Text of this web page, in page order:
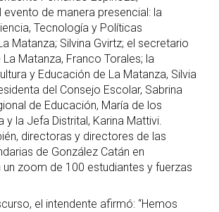
evento de manera presencial: la
Tecnología y Políticas
Matanza; Silvina Gvirtz; el secretario
Matanza, Franco Torales; la
y Educación de La Matanza, Silvia
del Consejo Escolar, Sabrina
de Educación, María de los
y la Jefa Distrital, Karina Mattivi.
directoras y directores de las
de González Catán en
zoom de 100 estudiantes y fuerzas
el intendente afirmó: “Hemos